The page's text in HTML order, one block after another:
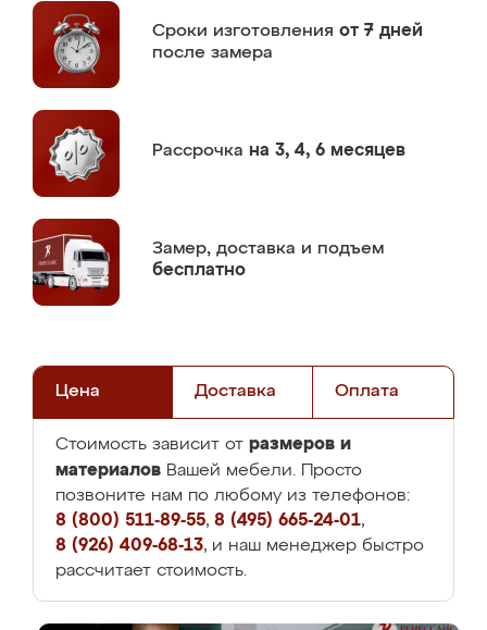
Сроки изготовления от 7 дней
после замера
Рассрочка на 3, 4, 6 месяцев
Замер, доставка и подъем
бесплатно
Цена Доставка Оплата
Стоимость зависит от размеров и
материалов Вашей мебели. Просто
позвоните нам по любому из телефонов:
8 (800) 511-89-55, 8 (495) 665-24-01,
8 (926) 409-68-13, и наш менеджер быстро
рассчитает стоимость.